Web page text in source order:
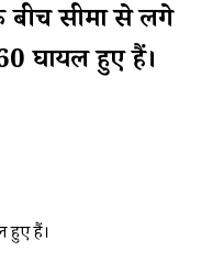
बीच सीमा से लगे
घायल हुए हैं।
हुए हैं।